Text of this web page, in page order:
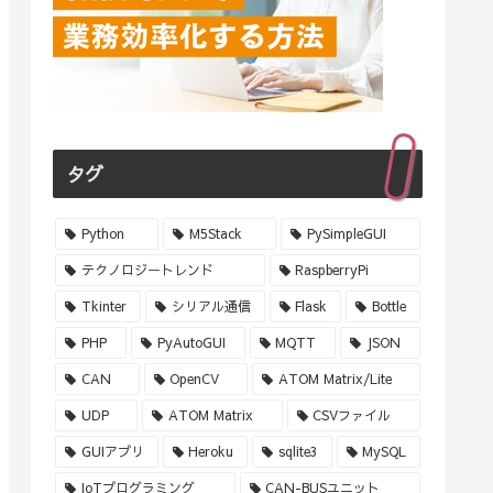
タグ
Python M5Stack PySimpleGUI
テクノロジートレンド RaspberryPi
Tkinter シリアル通信 Flask Bottle
PHP PyAutoGUI MQTT JSON
CAN OpenCV ATOM Matrix/Lite
UDP ATOM Matrix CSVファイル
GUIアプリ Heroku sqlite3 MySQL
IoTプログラミング CAN-BUSユニット